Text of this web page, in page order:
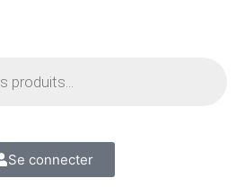
Se connecter